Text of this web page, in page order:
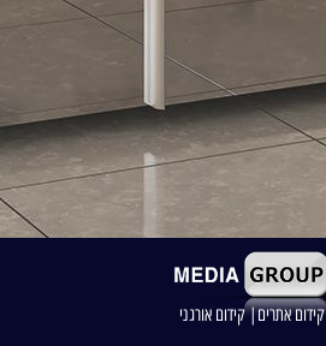
קידום אתרים| קידום אורגני